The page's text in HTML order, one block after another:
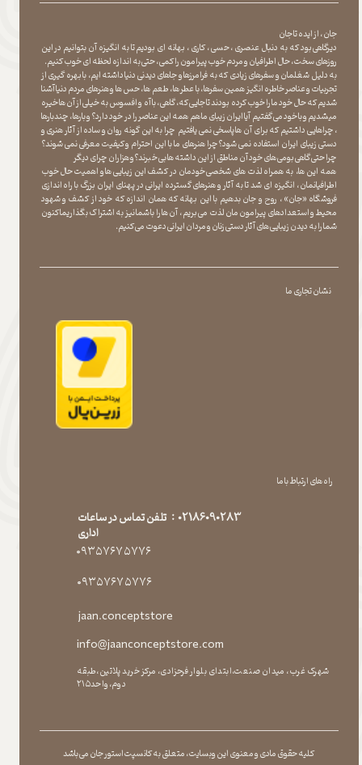
نشان تجاری ما
جان ، از ایده تا جان
دیرگاهی بود که به دنبال عنصری ، حسی ، کاری ، بهانه ای بودیم تا به انگیزه آن بتوانیم در این
روزهای سخت ، حال اطرافیان و مردم خوب پیرامون را کمی ، حتی به اندازه لحظه ای خوب کنیم.
به دلیل شغلمان و سفرهای زیادی که به فرامرزها و جاهای دیدنی دنیا داشته ایم، با بهره گیری از
تجربیات و عناصر خاطره انگیز همین سفرها ، با عطر ها ، طعم ها ، حس ها و هنرهای مردم دنیا آشنا
شدیم که حال خود ما را خوب کرده بودند تا جایی که، گاهی ، با آه و افسوس به خیلی از آن ها خیره
میشدیم و با خود می گفتیم آیا ایران زیبای ما هم همه این عناصر را در خود دارد؟ و بارها ، چندبارها
، چراهایی داشتیم که برای آن ها پاسخی نمی یافتیم چرا به این گونه روان و ساده از آثار هنری و
دستی زیبای ایران استفاده نمی شود؟چرا هنرهای ما با این احترام و کیفیت معرفی نمی شوند؟
چرا حتی گاهی بومی های خود آن مناطق از این داشته ها بی خبرند؟و هزاران چرای دیگر
​​​​​​​ همه این ها، به همراه لذت های شخصی خودمان در کشف این زیبایی ها و اهمیت حال خوب
اطرافیانمان ، انگیزه ای شد تا به آثار و هنرهای گسترده ایرانی در پهنای ایران بزرگ با راه اندازی
فروشگاه «جان» ، روح و جان بدهیم با این بهانه که همان اندازه که خود از کشف و شهود
محیط و استعدادهای پیرامون مان لذت می بریم ، آن ها را با شما نیز به اشتراک بگذاریماکنون
شما را به دیدن زیبایی های آثار دستی زنان و مردان ایرانی دعوت می کنیم.
راه های ارتباط با ما
کلیه حقوق مادی و معنوی این وبسایت ، متعلق به کانسپت استور جان می باشد
02186090283 : تلفن تماس در ساعات
اداری
۰۹۳۵۷۶۷۵۷۷۶
۰۹۳۵۷۶۷۵۷۷۶
jaan.conceptstore
info@jaanconceptstore.com
شهرک غرب، میدان صنعت،ابتدای بلوار فرحزادی، مرکز خرید پلاتین،طبقه
دوم،واحد۲۱۵